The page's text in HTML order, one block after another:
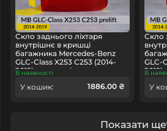
Скло заднього ліхтаря
внутрішнє в кришці
багажника Mercedes-Benz
GLC-Class X253 C253 (2014-
2019) дорест ліве
В наявності
У кошик: 1886.00 ₴
Скло
GLC-
2019)
В
У
Показати ще